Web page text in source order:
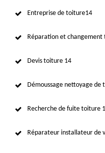
Entreprise de toiture14
Réparation et changement
Devis toiture 14
Démoussage nettoyage de
Recherche de fuite toiture
Réparateur installateur de